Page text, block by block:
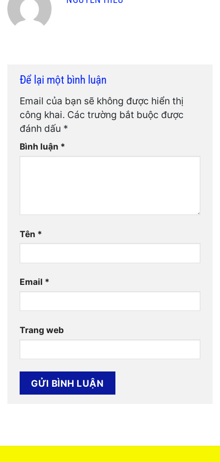
Để lại một bình luận
Email của bạn sẽ không được hiển thị
công khai. Các trường bắt buộc được
đánh dấu *
Bình luận *
Tên *
Email *
Trang web